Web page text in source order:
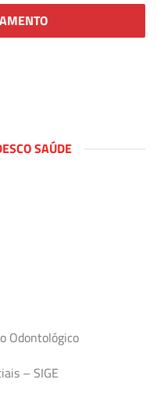
SAÚDE
Odontológico
– SIGE